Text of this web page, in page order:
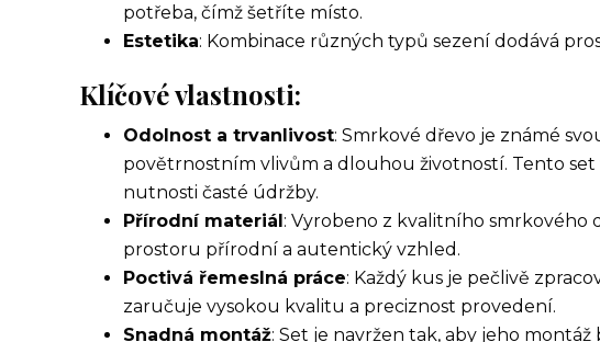
potřeba, čímž šetříte místo.
Estetika: Kombinace různých typů sezení dodává
Klíčové vlastnosti:
Odolnost a trvanlivost: Smrkové dřevo je známé
povětrnostním vlivům a dlouhou životností. Tento
nutnosti časté údržby.
Přírodní materiál: Vyrobeno z kvalitního smrkového
prostoru přírodní a autentický vzhled.
Poctivá řemeslná práce: Každý kus je pečlivě
zaručuje vysokou kvalitu a preciznost provedení.
Snadná montáž: Set je navržen tak, aby jeho